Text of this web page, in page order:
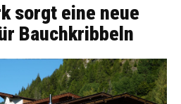
sorgt eine neue
Bauchkribbeln